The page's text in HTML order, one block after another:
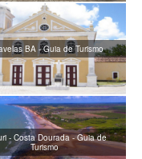
BA - Guia de Turismo
- Costa Dourada - Guia de
Turismo